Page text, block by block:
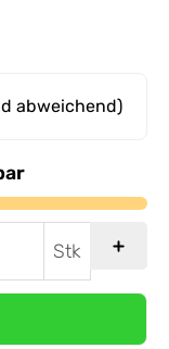
abweichend)
Stk